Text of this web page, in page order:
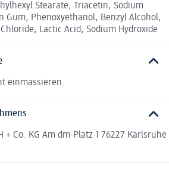
Stearate, Triacetin, Sodium
Gum, Phenoxyethanol, Benzyl Alcohol,
Lactic Acid, Sodium Hydroxide
einmassieren.
Co. KG Am dm-Platz 1 76227 Karlsruhe